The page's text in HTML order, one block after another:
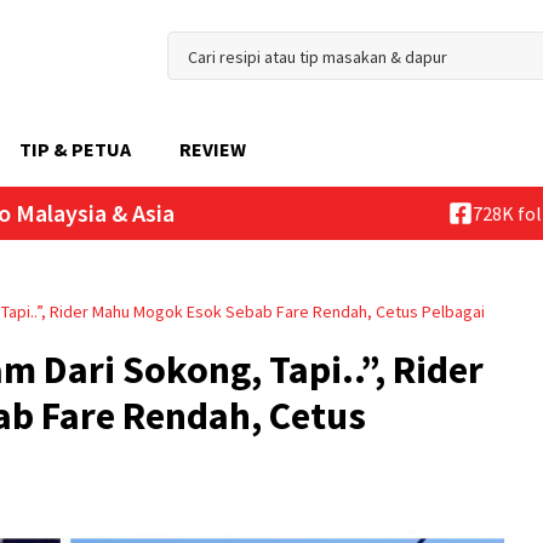
TIP & PETUA REVIEW
Malaysia & Asia 728K
Rider Mahu Mogok Esok Sebab Fare Rendah, Cetus Pelbagai
Dari Sokong, Tapi..”, Rider
Fare Rendah, Cetus